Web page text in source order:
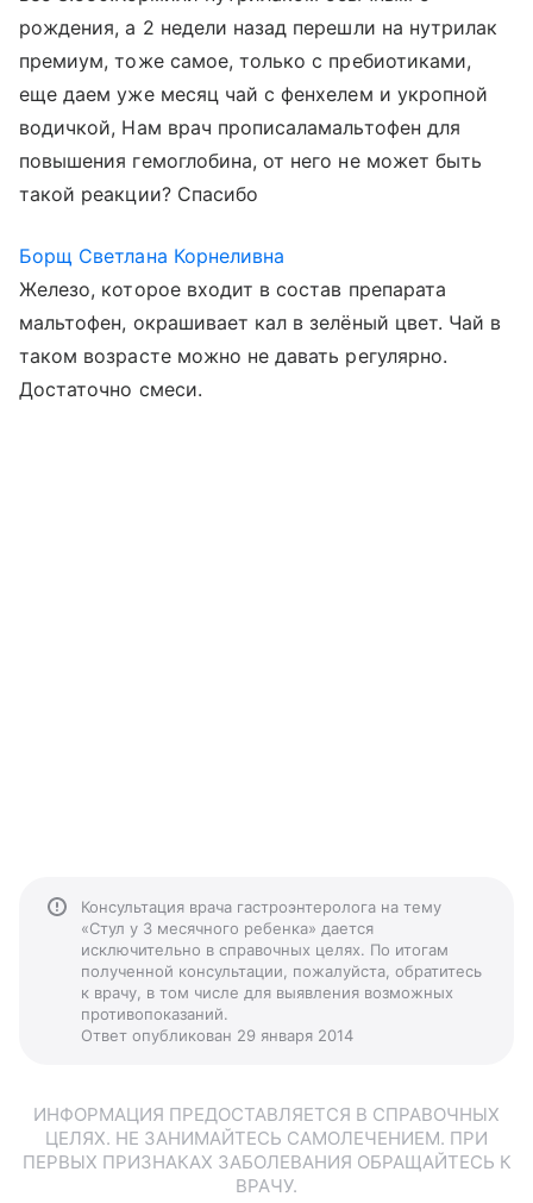
рождения, а 2 недели назад перешли на нутрилак
премиум, тоже самое, только с пребиотиками,
еще даем уже месяц чай с фенхелем и укропной
водичкой, Нам врач прописаламальтофен для
повышения гемоглобина, от него не может быть
такой реакции? Спасибо
Борщ Светлана Корнеливна
Железо, которое входит в состав препарата
мальтофен, окрашивает кал в зелёный цвет. Чай в
таком возрасте можно не давать регулярно.
Достаточно смеси.
Консультация врача гастроэнтеролога на тему
«Стул у 3 месячного ребенка» дается
исключительно в справочных целях. По итогам
полученной консультации, пожалуйста, обратитесь
к врачу, в том числе для выявления возможных
противопоказаний.
Ответ опубликован 29 января 2014
ИНФОРМАЦИЯ ПРЕДОСТАВЛЯЕТСЯ В СПРАВОЧНЫХ
ЦЕЛЯХ. НЕ ЗАНИМАЙТЕСЬ САМОЛЕЧЕНИЕМ. ПРИ
ПЕРВЫХ ПРИЗНАКАХ ЗАБОЛЕВАНИЯ ОБРАЩАЙТЕСЬ К
ВРАЧУ.